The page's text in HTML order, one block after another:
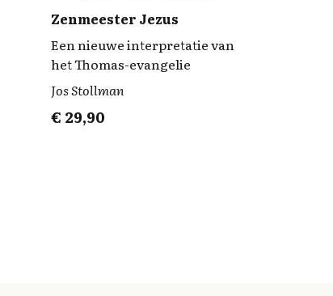
Zenmeester Jezus
Een nieuwe interpretatie van
het Thomas-evangelie
Jos Stollman
€ 29,90